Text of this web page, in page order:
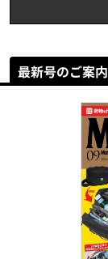
最新号のご案内